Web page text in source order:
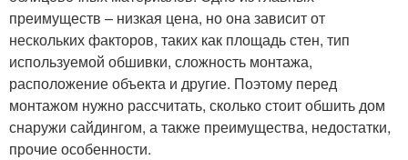
преимуществ – низкая цена, но она зависит от
нескольких факторов, таких как площадь стен, тип
используемой обшивки, сложность монтажа,
расположение объекта и другие. Поэтому перед
монтажом нужно рассчитать, сколько стоит обшить дом
снаружи сайдингом, а также преимущества, недостатки,
прочие особенности.